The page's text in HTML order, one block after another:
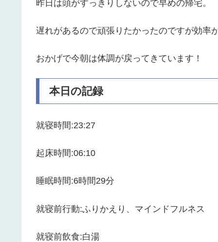
昨日は頭がすっきりしないので早めの帰宅。
遅れがあるので頑張りたかったのですが効率
おかげで今朝は体調が戻ってきています！
本日の記録
就寝時間:23:27
起床時間:06:10
睡眠時間:6時間29分
就寝前行動:ふりかえり、マインドフルネス
就寝前飲食:白湯